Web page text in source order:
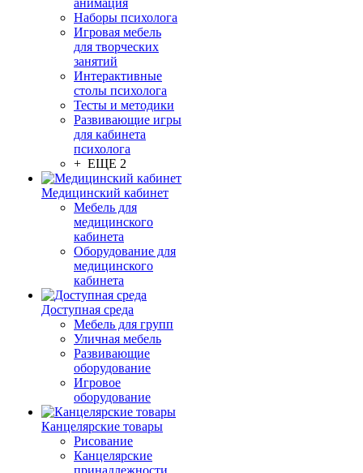
анимация
Наборы психолога
Игровая мебель
для творческих
занятий
Интерактивные
столы психолога
Тесты и методики
Развивающие игры
для кабинета
психолога
+ ЕЩЕ 2
Медицинский кабинет
Мебель для
медицинского
кабинета
Оборудование для
медицинского
кабинета
Доступная среда
Мебель для групп
Уличная мебель
Развивающие
оборудование
Игровое
оборудование
Канцелярские товары
Рисование
Канцелярские
принадлежности